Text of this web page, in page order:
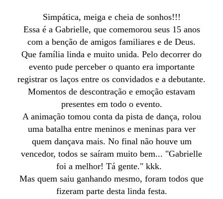
Simpática, meiga e cheia de sonhos!!!
Essa é a Gabrielle, que comemorou seus 15 anos
com a benção de amigos familiares e de Deus.
Que família linda e muito unida. Pelo decorrer do
evento pude perceber o quanto era importante
registrar os laços entre os convidados e a debutante.
Momentos de descontração e emoção estavam
presentes em todo o evento.
A animação tomou conta da pista de dança, rolou
uma batalha entre meninos e meninas para ver
quem dançava mais. No final não houve um
vencedor, todos se saíram muito bem... "Gabrielle
foi a melhor! Tá gente." kkk.
Mas quem saiu ganhando mesmo, foram todos que
fizeram parte desta linda festa.